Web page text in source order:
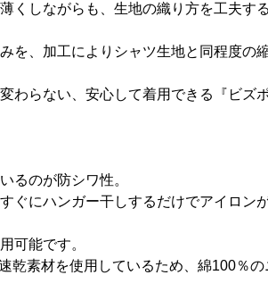
くしながらも、生地の織り方を工夫す
を、加工によりシャツ生地と同程度の
わらない、安心して着用できる『ビズ
るのが防シワ性。
ぐにハンガー干しするだけでアイロン
可能です。
乾素材を使用しているため、綿100％